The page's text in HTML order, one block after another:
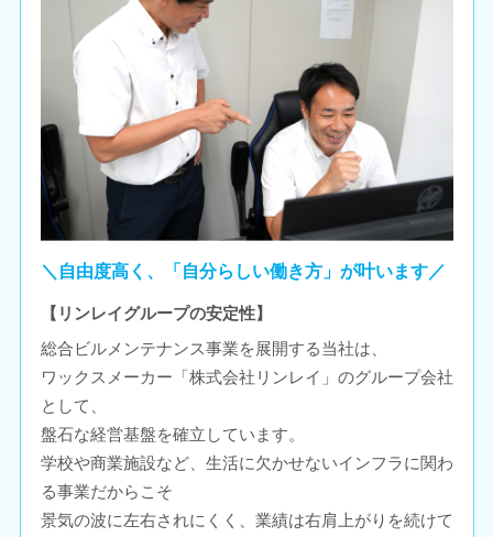
＼自由度高く、「自分らしい働き方」が叶います／
【リンレイグループの安定性】
総合ビルメンテナンス事業を展開する当社は、
ワックスメーカー「株式会社リンレイ」のグループ会社
として、
盤石な経営基盤を確立しています。
学校や商業施設など、生活に欠かせないインフラに関わ
る事業だからこそ
景気の波に左右されにくく、業績は右肩上がりを続けて